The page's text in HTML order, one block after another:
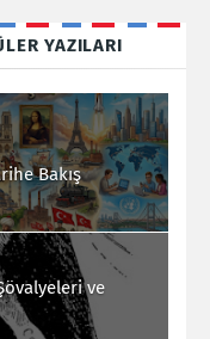
YAZILARI
Bakış
ve